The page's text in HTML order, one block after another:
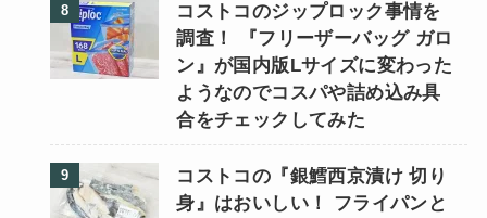
コストコのジップロック事情を
調査！ 『フリーザーバッグ ガロ
ン』が国内版Lサイズに変わった
ようなのでコスパや詰め込み具
合をチェックしてみた
コストコの『銀鱈西京漬け 切り
身』はおいしい！ フライパンと